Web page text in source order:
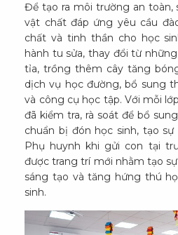
Để tạo ra môi trường an toàn,
vật chất đáp ứng yêu cầu
chất và tinh thần cho học
hành tu sửa, thay đổi từ
tỉa, trồng thêm cây tăng
dịch vụ học đường, bổ sung
và công cụ học tập. Với mỗi
đã kiểm tra, rà soát để bổ
chuẩn bị đón học sinh, tạo
Phụ huynh khi gửi con tại
được trang trí mới nhằm tạo
sáng tạo và tăng hứng thú
sinh.